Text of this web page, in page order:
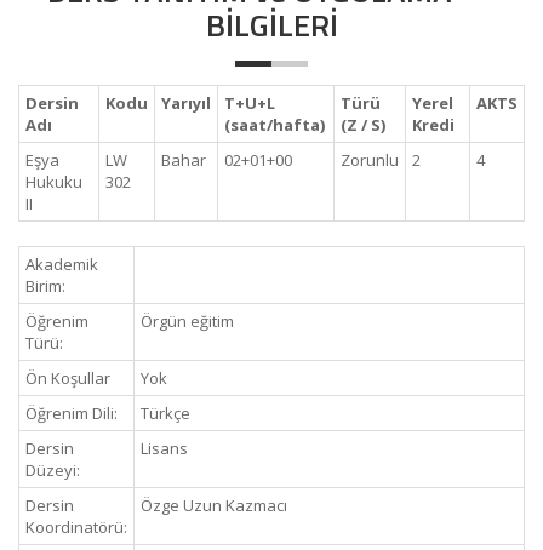
BİLGİLERİ
Dersin
Adı
Kodu Yarıyıl
T+U+L
(saat/hafta)
Türü
(Z / S)
Yerel
Kredi
AKTS
Eşya
Hukuku
II
LW
302
Bahar 02+01+00 Zorunlu 2 4
Akademik
Birim:
Öğrenim
Türü:
Örgün eğitim
Ön Koşullar
Yok
Öğrenim Dili:
Türkçe
Dersin
Düzeyi:
Lisans
Dersin
Koordinatörü:
Özge Uzun Kazmacı